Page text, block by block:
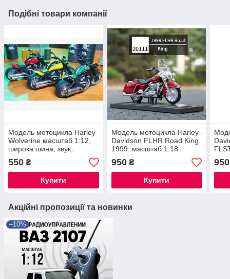
Подібні товари компанії
Модель мотоцикла Harley
Wolverine масштаб 1:12,
широка шина, звук,
іграшка
550 ₴
Купити
Модель мотоцикла Harley-
Davidson FLHR Road King
1999. масштаб 1:18
950₴
Купити
950
Акційні пропозиції та новинки
–10%